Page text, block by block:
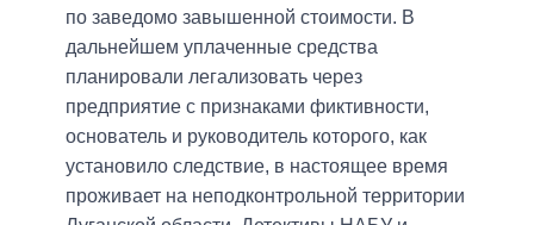
по заведомо завышенной стоимости. В
дальнейшем уплаченные средства
планировали легализовать через
предприятие с признаками фиктивности,
основатель и руководитель которого, как
установило следствие, в настоящее время
проживает на неподконтрольной территории